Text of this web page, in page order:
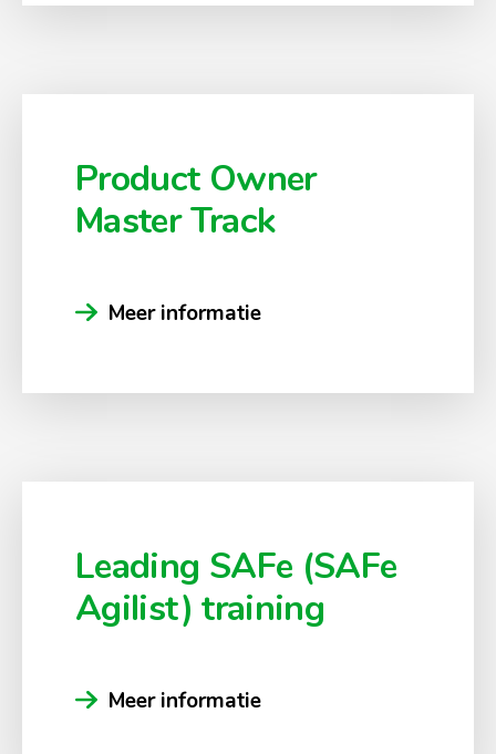
Product Owner
Master Track
Meer informatie
Leading SAFe (SAFe
Agilist) training
Meer informatie